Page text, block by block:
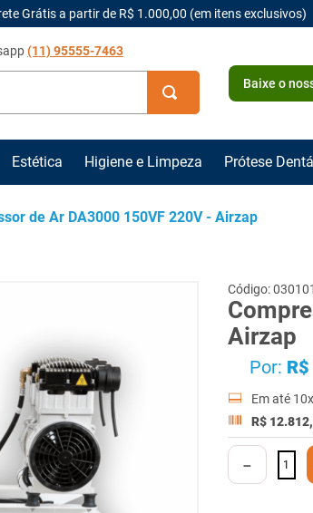
Grátis a partir de R$ 1.000,00 (em itens exclusivos)
(11) 95555-7463
Baixe o
Estética Higiene e Limpeza Prótese
de Ar DA3000 150VF 220V - Airzap
Airzap
Por: R$
Em até 10x
R$ 12.812,
－